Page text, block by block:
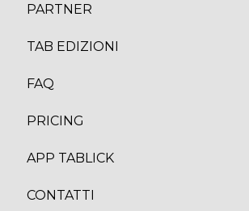
PARTNER
TAB EDIZIONI
FAQ
PRICING
APP TABLICK
CONTATTI